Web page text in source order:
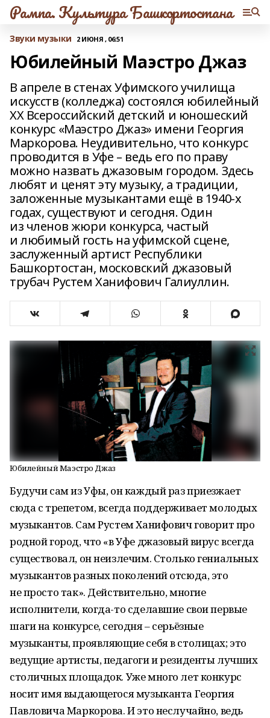
Рампа. Культура Башкортостана
Звуки музыки 2 ИЮНЯ , 06:51
Юбилейный Маэстро Джаз
В апреле в стенах Уфимского училища
искусств (колледжа) состоялся юбилейный
ХХ Всероссийский детский и юношеский
конкурс «Маэстро Джаз» имени Георгия
Маркорова. Неудивительно, что конкурс
проводится в Уфе – ведь его по праву
можно назвать джазовым городом. Здесь
любят и ценят эту музыку, а традиции,
заложенные музыкантами ещё в 1940‑х
годах, существуют и сегодня. Один
из членов жюри конкурса, частый
и любимый гость на уфимской сцене,
заслуженный артист Республики
Башкортостан, московский джазовый
трубач Рустем Ханифович Галиуллин.
Юбилейный Маэстро Джаз
Будучи сам из Уфы, он каждый раз приезжает
сюда с трепетом, всегда поддерживает молодых
музыкантов. Сам Рустем Ханифович говорит про
родной город, что «в Уфе джазовый вирус всегда
существовал, он неизлечим. Столько гениальных
музыкантов разных поколений отсюда, это
не просто так». Действительно, многие
исполнители, когда-то сделавшие свои первые
шаги на конкурсе, сегодня – серьёзные
музыканты, проявляющие себя в столицах; это
ведущие артисты, педагоги и резиденты лучших
столичных площадок. Уже много лет конкурс
носит имя выдающегося музыканта Георгия
Павловича Маркорова. И это неслучайно, ведь